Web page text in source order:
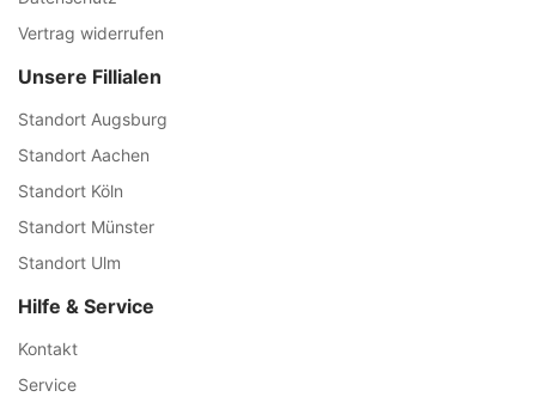
Vertrag widerrufen
Unsere Fillialen
Standort Augsburg
Standort Aachen
Standort Köln
Standort Münster
Standort Ulm
Hilfe & Service
Kontakt
Service